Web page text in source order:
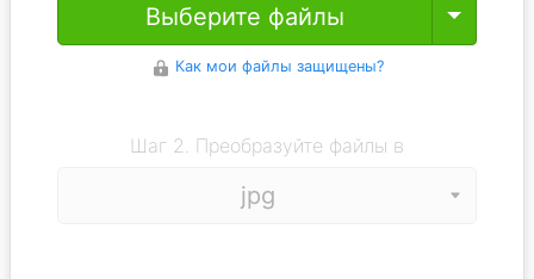
Выберите файлы Toggle
Как мои файлы защищены?
Шаг 2. Преобразуйте файлы в